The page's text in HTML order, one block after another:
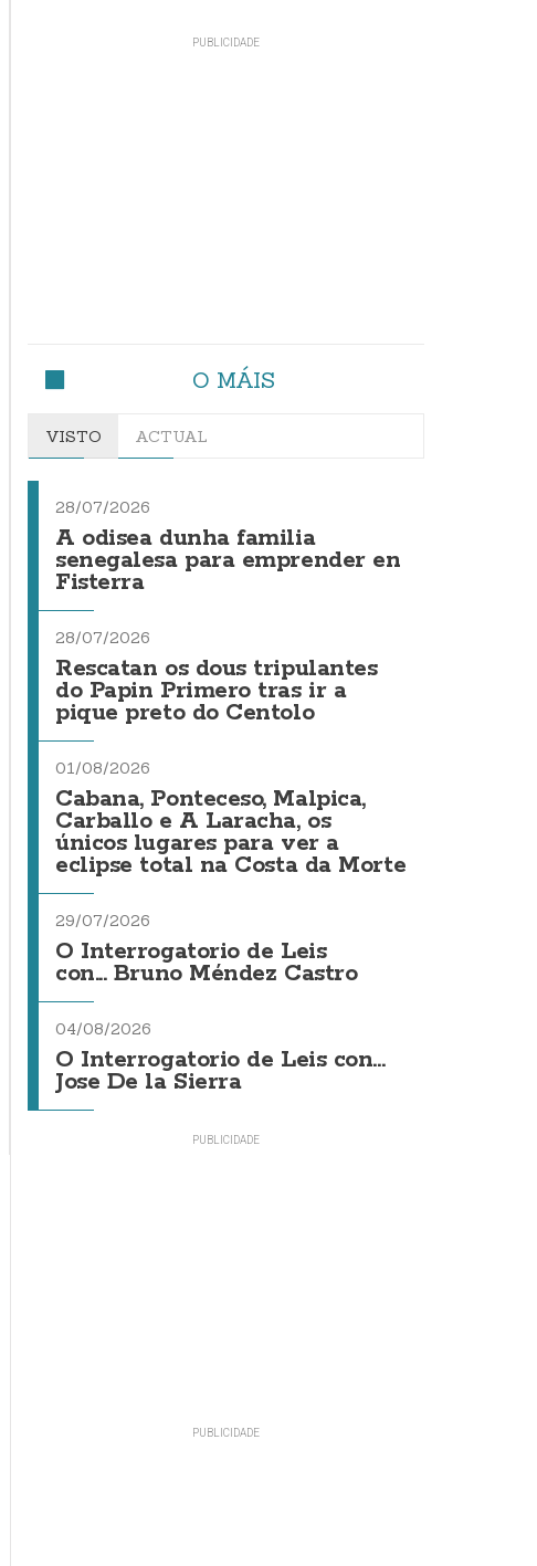
O MÁIS
VISTO ACTUAL
28/07/2026
A odisea dunha familia
senegalesa para emprender en
Fisterra
28/07/2026
Rescatan os dous tripulantes
do Papin Primero tras ir a
pique preto do Centolo
01/08/2026
Cabana, Ponteceso, Malpica,
Carballo e A Laracha, os
únicos lugares para ver a
eclipse total na Costa da Morte
29/07/2026
O Interrogatorio de Leis
con... Bruno Méndez Castro
04/08/2026
O Interrogatorio de Leis con...
Jose De la Sierra